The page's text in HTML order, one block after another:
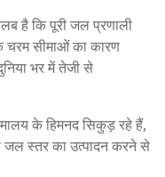
है कि पूरी जल प्रणाली
चरम सीमाओं का कारण
भर में तेजी से
के हिमनद सिकुड़ रहे हैं,
स्तर का उत्पादन करने से